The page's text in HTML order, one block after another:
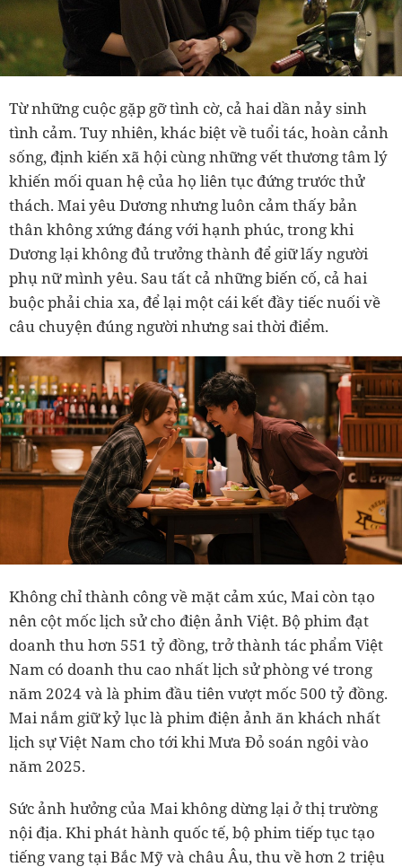
Từ những cuộc gặp gỡ tình cờ, cả hai dần nảy sinh
tình cảm. Tuy nhiên, khác biệt về tuổi tác, hoàn cảnh
sống, định kiến xã hội cùng những vết thương tâm lý
khiến mối quan hệ của họ liên tục đứng trước thử
thách. Mai yêu Dương nhưng luôn cảm thấy bản
thân không xứng đáng với hạnh phúc, trong khi
Dương lại không đủ trưởng thành để giữ lấy người
phụ nữ mình yêu. Sau tất cả những biến cố, cả hai
buộc phải chia xa, để lại một cái kết đầy tiếc nuối về
câu chuyện đúng người nhưng sai thời điểm.
Không chỉ thành công về mặt cảm xúc, Mai còn tạo
nên cột mốc lịch sử cho điện ảnh Việt. Bộ phim đạt
doanh thu hơn 551 tỷ đồng, trở thành tác phẩm Việt
Nam có doanh thu cao nhất lịch sử phòng vé trong
năm 2024 và là phim đầu tiên vượt mốc 500 tỷ đồng.
Mai nắm giữ kỷ lục là phim điện ảnh ăn khách nhất
lịch sự Việt Nam cho tới khi Mưa Đỏ soán ngôi vào
năm 2025.
Sức ảnh hưởng của Mai không dừng lại ở thị trường
nội địa. Khi phát hành quốc tế, bộ phim tiếp tục tạo
tiếng vang tại Bắc Mỹ và châu Âu, thu về hơn 2 triệu